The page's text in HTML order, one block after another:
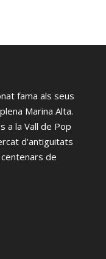
fama als seus
Marina Alta.
a la Vall de Pop
d’antiguitats
de